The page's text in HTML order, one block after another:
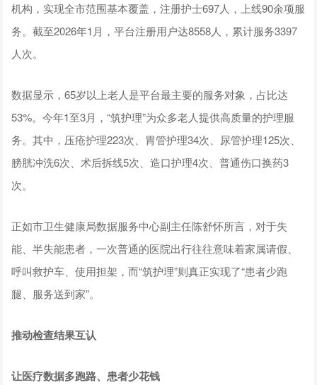
机构，实现全市范围基本覆盖，注册护士697人，上线90余项服
务。截至2026年1月，平台注册用户达8558人，累计服务3397
人次。
数据显示，65岁以上老人是平台最主要的服务对象，占比达
53%。今年1至3月，“筑护理”为众多老人提供高质量的护理服
务。其中，压疮护理223次、胃管护理34次、尿管护理125次、
膀胱冲洗6次、术后拆线5次、造口护理4次、普通伤口换药3
次。
正如市卫生健康局数据服务中心副主任陈舒怀所言，对于失
能、半失能患者，一次普通的医院出行往往意味着家属请假、
呼叫救护车、使用担架，而“筑护理”则真正实现了“患者少跑
腿、服务送到家”。
推动检查结果互认
让医疗数据多跑路、患者少花钱